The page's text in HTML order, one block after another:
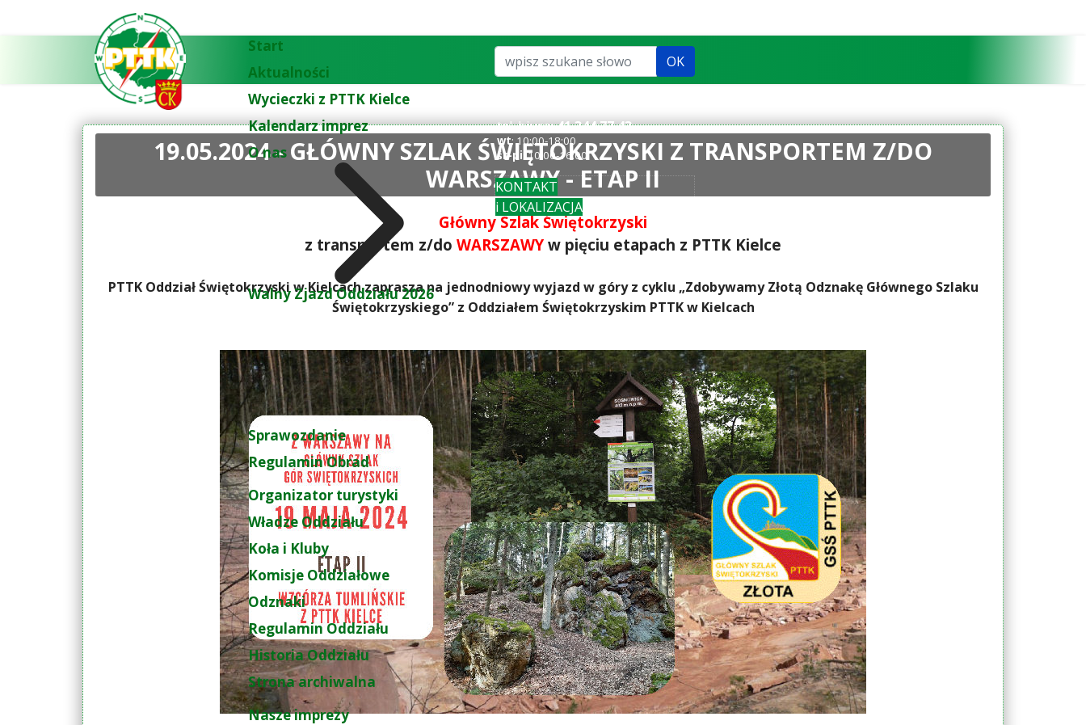
Start
Aktualności
Wycieczki z PTTK Kielce
Kalendarz imprez
O nas
Walny Zjazd Oddziału 2026
Sprawozdanie
Regulamin Obrad
Organizator turystyki
Władze Oddziału
Koła i Kluby
Komisje Oddziałowe
Odznaki
Regulamin Oddziału
Historia Oddziału
Strona archiwalna
Nasze imprezy
Szukaj... OK
tel. biuro:41 344 77 43
wt: 10:00-18:00
śr-pi : 10:00-16:00
KONTAKT
i LOKALIZACJA
19.05.2024 - GŁÓWNY SZLAK ŚWIĘTOKRZYSKI Z TRANSPORTEM Z/DO
WARSZAWY - ETAP II
Główny Szlak Świętokrzyski
z transportem z/do WARSZAWY w pięciu etapach z PTTK Kielce
PTTK Oddział Świętokrzyski w Kielcach zaprasza na jednodniowy wyjazd w góry z cyklu „Zdobywamy Złotą Odznakę Głównego Szlaku
Świętokrzyskiego” z Oddziałem Świętokrzyskim PTTK w Kielcach